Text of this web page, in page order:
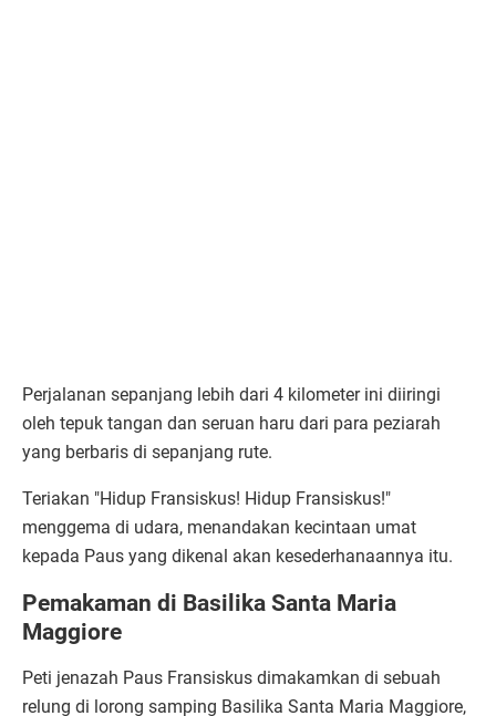
Perjalanan sepanjang lebih dari 4 kilometer ini diiringi
oleh tepuk tangan dan seruan haru dari para peziarah
yang berbaris di sepanjang rute.
Teriakan "Hidup Fransiskus! Hidup Fransiskus!"
menggema di udara, menandakan kecintaan umat
kepada Paus yang dikenal akan kesederhanaannya itu.
Pemakaman di Basilika Santa Maria
Maggiore
Peti jenazah Paus Fransiskus dimakamkan di sebuah
relung di lorong samping Basilika Santa Maria Maggiore,